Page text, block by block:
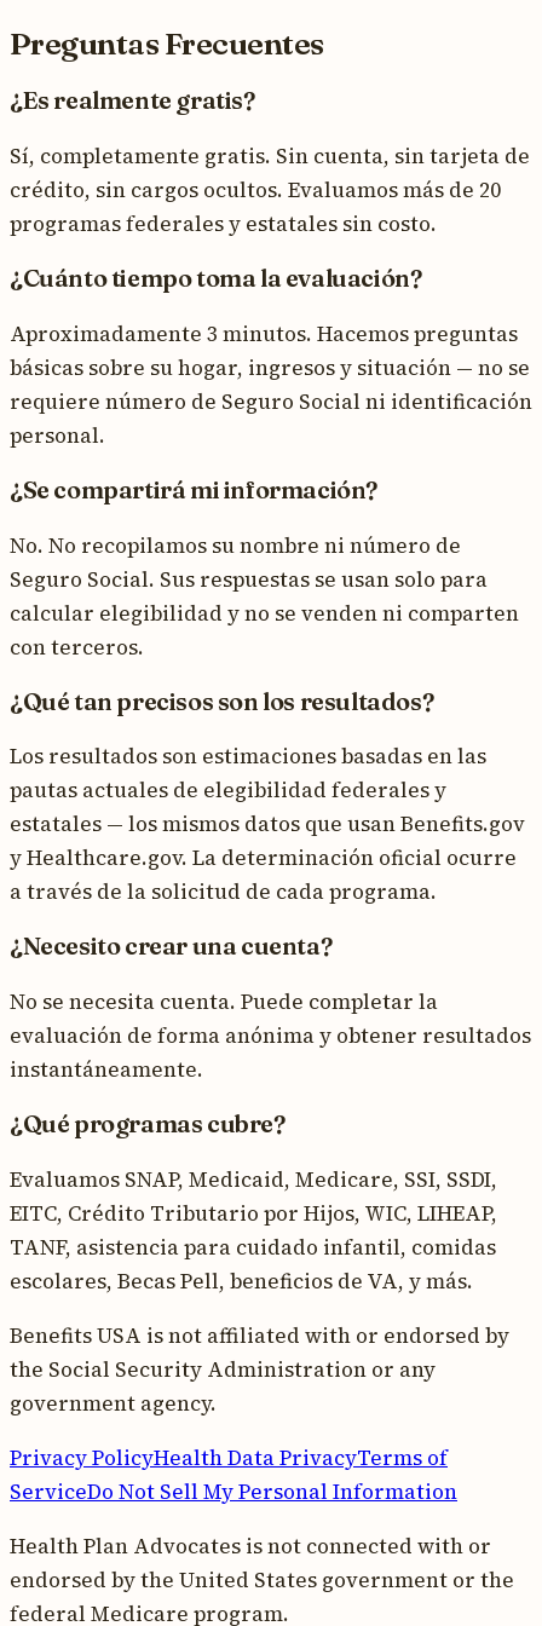
Preguntas Frecuentes
¿Es realmente gratis?
Sí, completamente gratis. Sin cuenta, sin tarjeta de
crédito, sin cargos ocultos. Evaluamos más de 20
programas federales y estatales sin costo.
¿Cuánto tiempo toma la evaluación?
Aproximadamente 3 minutos. Hacemos preguntas
básicas sobre su hogar, ingresos y situación — no se
requiere número de Seguro Social ni identificación
personal.
¿Se compartirá mi información?
No. No recopilamos su nombre ni número de
Seguro Social. Sus respuestas se usan solo para
calcular elegibilidad y no se venden ni comparten
con terceros.
¿Qué tan precisos son los resultados?
Los resultados son estimaciones basadas en las
pautas actuales de elegibilidad federales y
estatales — los mismos datos que usan Benefits.gov
y Healthcare.gov. La determinación oficial ocurre
a través de la solicitud de cada programa.
¿Necesito crear una cuenta?
No se necesita cuenta. Puede completar la
evaluación de forma anónima y obtener resultados
instantáneamente.
¿Qué programas cubre?
Evaluamos SNAP, Medicaid, Medicare, SSI, SSDI,
EITC, Crédito Tributario por Hijos, WIC, LIHEAP,
TANF, asistencia para cuidado infantil, comidas
escolares, Becas Pell, beneficios de VA, y más.
Benefits USA is not affiliated with or endorsed by
the Social Security Administration or any
government agency.
Privacy PolicyHealth Data PrivacyTerms of
ServiceDo Not Sell My Personal Information
Health Plan Advocates is not connected with or
endorsed by the United States government or the
federal Medicare program.